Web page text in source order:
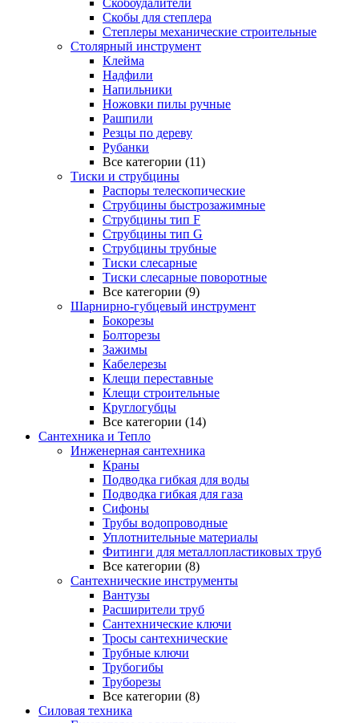
Скобоудалители
Скобы для степлера
Степлеры механические строительные
Столярный инструмент
Клейма
Надфили
Напильники
Ножовки пилы ручные
Рашпили
Резцы по дереву
Рубанки
Все категории (11)
Тиски и струбцины
Распоры телескопические
Струбцины быстрозажимные
Струбцины тип F
Струбцины тип G
Струбцины трубные
Тиски слесарные
Тиски слесарные поворотные
Все категории (9)
Шарнирно-губцевый инструмент
Бокорезы
Болторезы
Зажимы
Кабелерезы
Клещи переставные
Клещи строительные
Круглогубцы
Все категории (14)
Сантехника и Тепло
Инженерная сантехника
Краны
Подводка гибкая для воды
Подводка гибкая для газа
Сифоны
Трубы водопроводные
Уплотнительные материалы
Фитинги для металлопластиковых труб
Все категории (8)
Сантехнические инструменты
Вантузы
Расширители труб
Сантехнические ключи
Тросы сантехнические
Трубные ключи
Трубогибы
Труборезы
Все категории (8)
Силовая техника